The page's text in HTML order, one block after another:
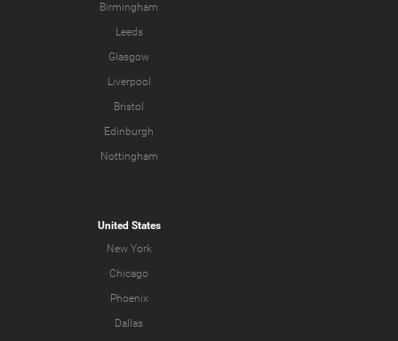
Birmingham
Leeds
Glasgow
Liverpool
Bristol
Edinburgh
Nottingham
United States
New York
Chicago
Phoenix
Dallas